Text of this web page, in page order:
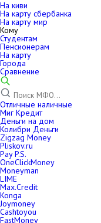
На киви
На карту сбербанка
На карту мир
Кому
Студентам
Пенсионерам
На карту
Города
Сравнение
Отличные наличные
Миг Кредит
Деньги на дом
Колибри Деньги
Zigzag Money
Pliskov.ru
Pay P.S.
OneClickMoney
Moneyman
LIME
Max.Credit
Konga
Joymoney
Cashtoyou
FastMoney